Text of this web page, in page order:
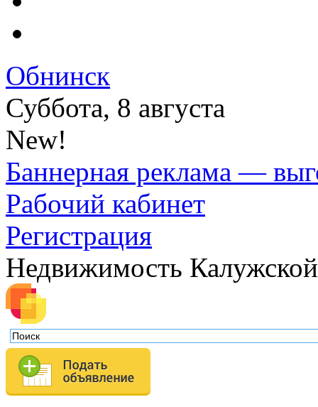
Обнинск
Суббота, 8 августа
New!
Баннерная реклама —
Рабочий кабинет
Регистрация
Недвижимость